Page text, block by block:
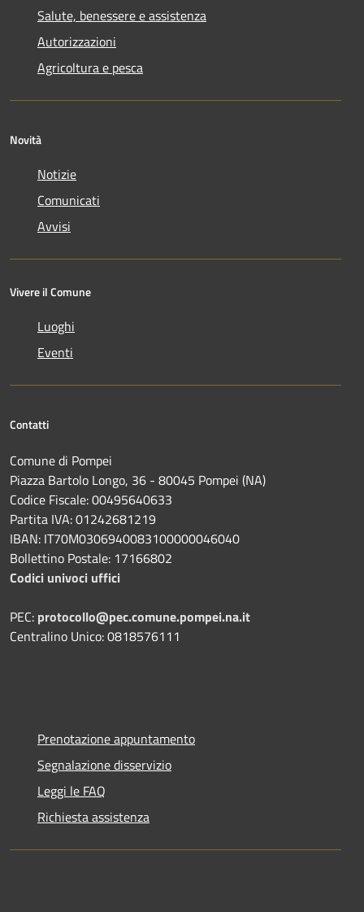
Salute, benessere e assistenza
Autorizzazioni
Agricoltura e pesca
Novità
Notizie
Comunicati
Avvisi
Vivere il Comune
Luoghi
Eventi
Contatti
Comune di Pompei
Piazza Bartolo Longo, 36 - 80045 Pompei (NA)
Codice Fiscale: 00495640633
Partita IVA: 01242681219
IBAN: IT70M0306940083100000046040
Bollettino Postale: 17166802
Codici univoci uffici
PEC: protocollo@pec.comune.pompei.na.it
Centralino Unico: 0818576111
Prenotazione appuntamento
Segnalazione disservizio
Leggi le FAQ
Richiesta assistenza